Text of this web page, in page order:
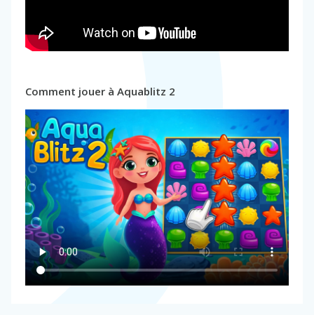
Comment jouer à Aquablitz 2